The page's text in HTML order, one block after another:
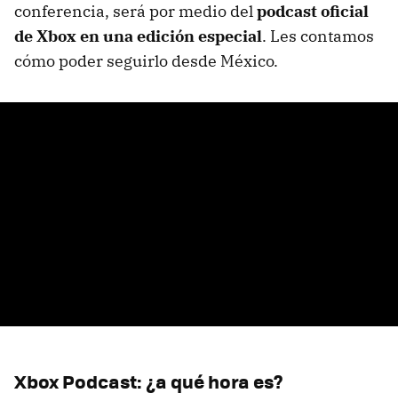
conferencia, será por medio delpodcast oficial
de Xbox en una edición especial. Les contamos
cómo poder seguirlo desde México.
Xbox Podcast: ¿a qué hora es?